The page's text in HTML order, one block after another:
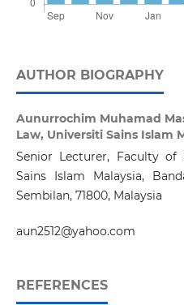
AUTHOR BIOGRAPHY
Aunurrochim Muhamad
Law, Universiti Sains Islam
Senior Lecturer, Faculty of
Sains Islam Malaysia,
Sembilan, 71800, Malaysia
aun2512@yahoo.com
REFERENCES